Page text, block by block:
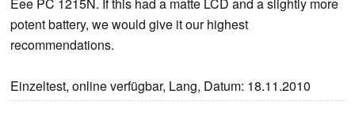
potent battery, we would give it our highest
recommendations.
Einzeltest, online verfügbar, Lang, Datum: 18.11.2010